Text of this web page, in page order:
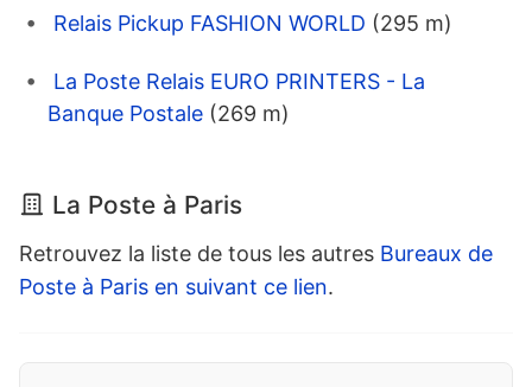
Relais Pickup FASHION WORLD (295 m)
La Poste Relais EURO PRINTERS - La
Banque Postale (269 m)
La Poste à Paris
Retrouvez la liste de tous les autres Bureaux de
Poste à Paris en suivant ce lien.